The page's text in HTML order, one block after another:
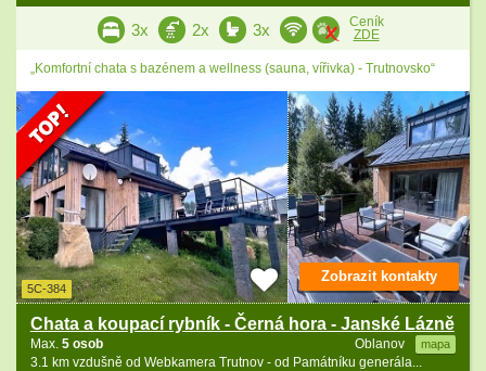
3x 2x 3x
Ceník
ZDE
„Komfortní chata s bazénem a wellness (sauna, vířivka) - Trutnovsko“
5C-384
Chata a koupací rybník - Černá hora - Janské Lázně
Oblanov mapa
Max. 5 osob
3.1 km vzdušně od Webkamera Trutnov - od Památníku generála...
Zobrazit kontakty